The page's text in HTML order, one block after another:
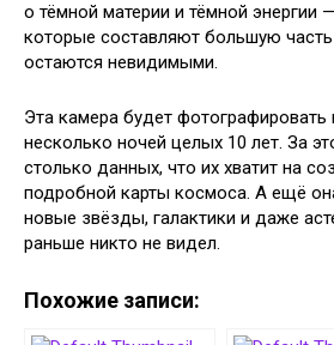
о тёмной материи и тёмной энергии
которые составляют большую
остаются невидимыми.
Эта камера будет
несколько ночей целых 10 лет. За
столько данных, что их хватит на
подробной карты космоса. А ещё
новые звёзды, галактики и даже
раньше никто не видел.
Похожие записи: